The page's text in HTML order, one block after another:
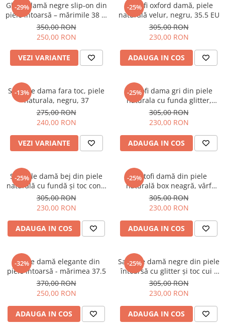
-29%
Ghete damă negre slip‑on din
piele întoarsă – mărimile 38 și
39
350,00 RON
250,00 RON
VEZI VARIANTE
-25%
Pantofi oxford damă, piele
naturală velur, negru, 35.5 EU
305,00 RON
230,00 RON
ADAUGA IN COS
-13%
Sandale dama fara toc, piele
naturala, negru, 37
275,00 RON
240,00 RON
VEZI VARIANTE
-25%
Pantofi dama gri din piele
naturala cu funda glitter,
marimea 40
305,00 RON
230,00 RON
ADAUGA IN COS
-25%
Sandale damă bej din piele
naturală cu fundă și toc conic
– mărimea 38.5
305,00 RON
230,00 RON
ADAUGA IN COS
-25%
Pantofi damă din piele
naturală box neagră, vârf
decupat, marimea 37
305,00 RON
230,00 RON
ADAUGA IN COS
-32%
Botine damă elegante din
piele întoarsă - mărimea 37.5
370,00 RON
250,00 RON
ADAUGA IN COS
-25%
Sandale damă negre din piele
întoarsă cu glitter și toc cui –
mărimea 37
305,00 RON
230,00 RON
ADAUGA IN COS